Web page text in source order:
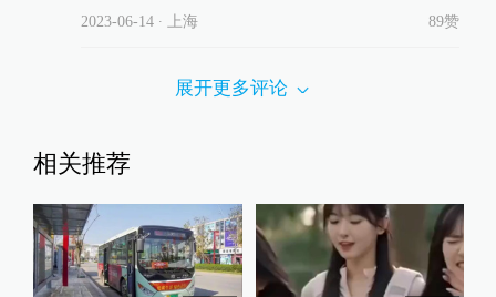
2023-06-14∙ 上海 89赞
展开更多评论
相关推荐